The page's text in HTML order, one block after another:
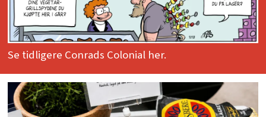
Se tidligere Conrads Colonial her.